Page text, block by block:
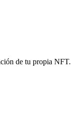
de tu propia NFT.